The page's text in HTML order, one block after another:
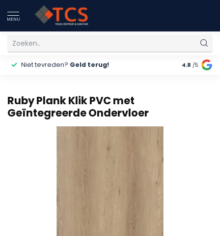
MENU
Niet tevreden? Geld terug! Gratis
4.8 /5
Ruby Plank Klik PVC met
Geïntegreerde Ondervloer